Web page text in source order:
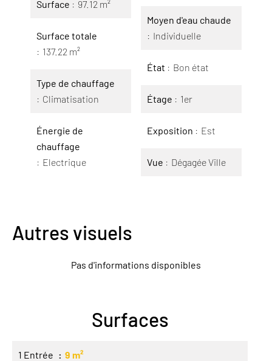
Surface 97.12 m²
Surface totale
137.22 m²
Type de chauffage
Climatisation
Énergie de
chauffage
Electrique
Moyen d'eau chaude
Individuelle
État Bon état
Étage 1er
Exposition Est
Vue Dégagée Ville
Autres visuels
Pas d'informations disponibles
Surfaces
1 Entrée 9 m²